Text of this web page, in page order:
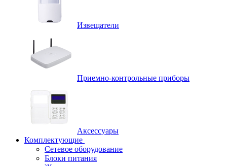
Извещатели
Приемно-контрольные приборы
Аксессуары
Комплектующие
Сетевое оборудование
Блоки питания